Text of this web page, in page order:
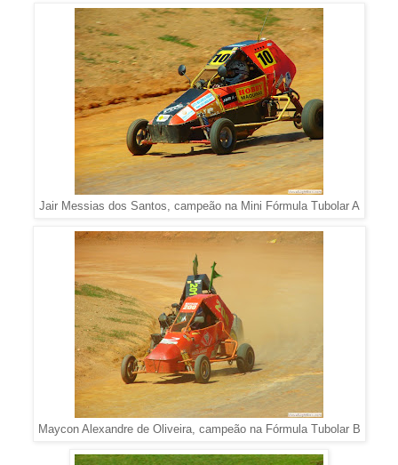
Jair Messias dos Santos, campeão na Mini Fórmula Tubolar A
Maycon Alexandre de Oliveira, campeão na Fórmula Tubolar B